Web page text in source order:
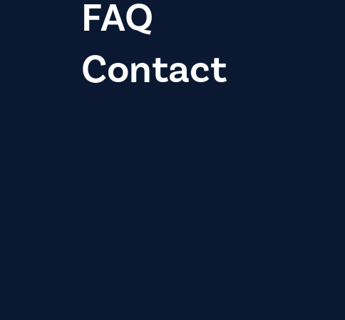
FAQ
Contact